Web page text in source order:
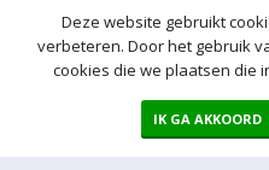
Sluitingsmoment kavel
Indien er op een bepaald
ontvangen binnen 5 min voor
sluitingsmoment van de
Deze website gebruikt
verbeteren. Door het gebruik
cookies die we plaatsen die
IK GA AKKOORD